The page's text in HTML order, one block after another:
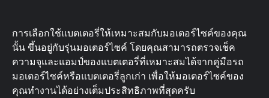
การเลือกใช้แบตเตอรี่ให้เหมาะสมกับมอเตอร์ไซค์ของคุณ
นั้น ขึ้นอยู่กับรุ่นมอเตอร์ไซค์ โดยคุณสามารถตรวจเช็ค
ความจุและแอมป์ของแบตเตอรี่ที่เหมาะสมได้จากคู่มือรถ
มอเตอร์ไซค์หรือแบตเตอรี่ลูกเก่า เพื่อให้มอเตอร์ไซค์ของ
คุณทำงานได้อย่างเต็มประสิทธิภาพที่สุดครับ